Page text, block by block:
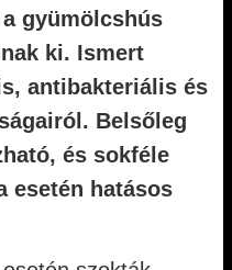
gyümölcshús
ki. Ismert
antibakteriális és
Belsőleg
és sokféle
esetén hatásos